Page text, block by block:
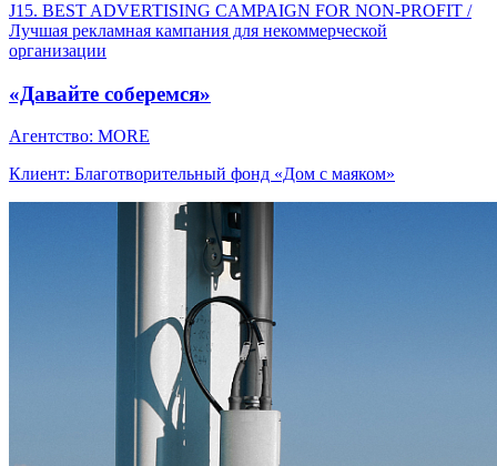
J15. BEST ADVERTISING CAMPAIGN FOR NON-PROFIT /
Лучшая рекламная кампания для некоммерческой
организации
«Давайте соберемся»
Агентство: MORE
Клиент: Благотворительный фонд «Дом с маяком»